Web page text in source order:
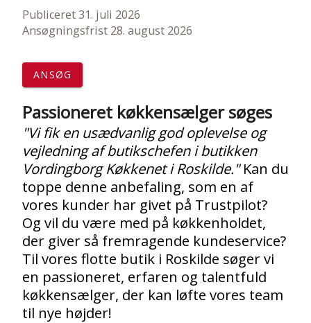
Publiceret 31. juli 2026
Ansøgningsfrist 28. august 2026
ANSØG
Passioneret køkkensælger søges
"Vi fik en usædvanlig god oplevelse og
vejledning af butikschefen i butikken
Vordingborg Køkkenet i Roskilde."Kan du
toppe denne anbefaling, som en af
vores kunder har givet på Trustpilot?
Og vil du være med på køkkenholdet,
der giver så fremragende kundeservice?
Til vores flotte butik i Roskilde søger vi
en passioneret, erfaren og talentfuld
køkkensælger, der kan løfte vores team
til nye højder!